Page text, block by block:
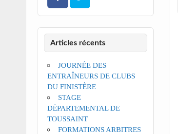
Articles récents
JOURNÉE DES
ENTRAÎNEURS DE CLUBS
DU FINISTÈRE
STAGE
DÉPARTEMENTAL DE
TOUSSAINT
FORMATIONS ARBITRES